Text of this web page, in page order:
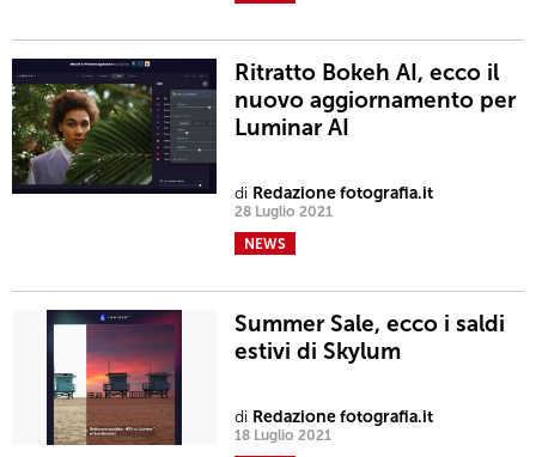
Ritratto Bokeh AI, ecco il
nuovo aggiornamento per
Luminar AI
di Redazione fotografia.it
28 Luglio 2021
NEWS
Summer Sale, ecco i saldi
estivi di Skylum
di Redazione fotografia.it
18 Luglio 2021